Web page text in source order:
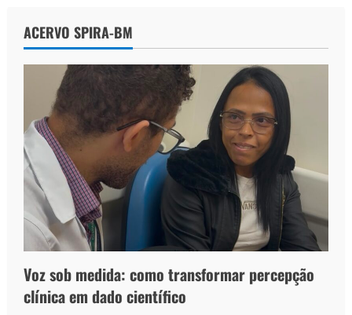
ACERVO SPIRA-BM
Voz sob medida: como transformar percepção
clínica em dado científico